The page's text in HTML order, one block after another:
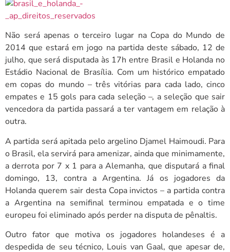
Não será apenas o terceiro lugar na Copa do Mundo de
2014 que estará em jogo na partida deste sábado, 12 de
julho, que será disputada às 17h entre Brasil e Holanda no
Estádio Nacional de Brasília. Com um histórico empatado
em copas do mundo – três vitórias para cada lado, cinco
empates e 15 gols para cada seleção –, a seleção que sair
vencedora da partida passará a ter vantagem em relação à
outra.
A partida será apitada pelo argelino Djamel Haimoudi. Para
o Brasil, ela servirá para amenizar, ainda que minimamente,
a derrota por 7 x 1 para a Alemanha, que disputará a final
domingo, 13, contra a Argentina. Já os jogadores da
Holanda querem sair desta Copa invictos – a partida contra
a Argentina na semifinal terminou empatada e o time
europeu foi eliminado após perder na disputa de pênaltis.
Outro fator que motiva os jogadores holandeses é a
despedida de seu técnico, Louis van Gaal, que apesar de,